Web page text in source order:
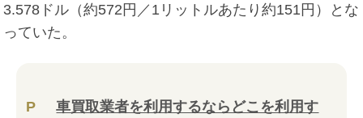
3.578ドル（約572円／1リットルあたり約151円）とな
っていた。
P
車買取業者を利用するならどこを利用す